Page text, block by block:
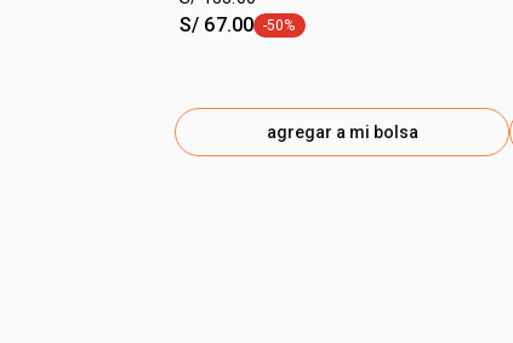
S/ 67.00 etiqueta -50%
-50%
agregar a mi bolsa